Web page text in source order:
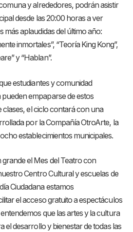
y alrededores, podrán asistir
desde las 20:00 horas a ver
más aplaudidas del último año:
inmortales”, “Teoría King Kong”,
y “Hablan”.
estudiantes y comunidad
empaparse de estos
clases, el ciclo contará con una
por la Compañía OtroArte, la
establecimientos municipales.
el Mes del Teatro con
Centro Cultural y escuelas de
Ciudadana estamos
el acceso gratuito a espectáculos
que las artes y la cultura
el desarrollo y bienestar de todas las